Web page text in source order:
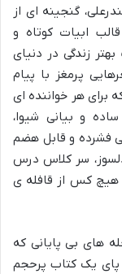
گنجینه ای از
ابیات کوتاه و
زندگی در دنیای
پرمغز با پیام
برای هر خواننده ای
و بیانی شیوا،
فشرده و قابل هضم
سر کلاس درس
هیچ کس از قافله ی
های بی پایانی که
پای یک کتاب پرحجم